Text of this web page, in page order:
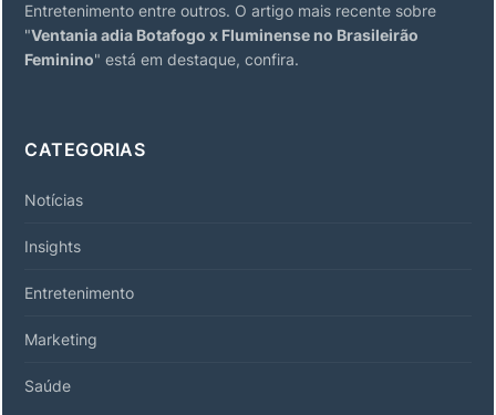
Entretenimento entre outros. O artigo mais recente sobre
"Ventania adia Botafogo x Fluminense no Brasileirão
Feminino" está em destaque, confira.
CATEGORIAS
Notícias
Insights
Entretenimento
Marketing
Saúde